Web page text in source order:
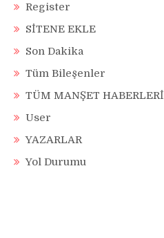
Register
SİTENE EKLE
Son Dakika
Tüm Bileşenler
TÜM MANŞET HABERLERİ
User
YAZARLAR
Yol Durumu